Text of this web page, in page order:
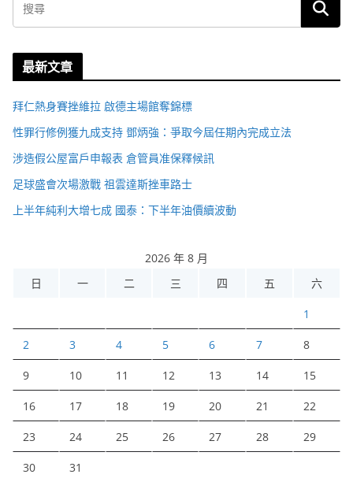
最新文章
拜仁熱身賽挫維拉 啟德主場館奪錦標
性罪行修例獲九成支持 鄧炳強：爭取今屆任期內完成立法
涉造假公屋富戶申報表 倉管員准保釋候訊
足球盛會次場激戰 祖雲達斯挫車路士
上半年純利大增七成 國泰：下半年油價續波動
2026 年 8 月
日
一 二 三 四 五 六
1
2 3 4 5 6 7 8
9 10 11 12 13 14 15
16 17 18 19 20 21 22
23 24 25 26 27 28 29
30 31